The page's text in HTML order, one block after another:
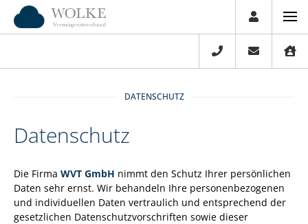
DATENSCHUTZ
Datenschutz
Die Firma WVT GmbH nimmt den Schutz Ihrer persönlichen
Daten sehr ernst. Wir behandeln Ihre personenbezogenen
und individuellen Daten vertraulich und entsprechend der
gesetzlichen Datenschutzvorschriften sowie dieser